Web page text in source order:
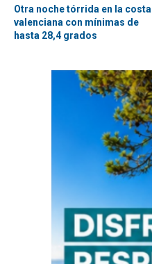
Otra noche tórrida en la costa
valenciana con mínimas de
hasta 28,4 grados